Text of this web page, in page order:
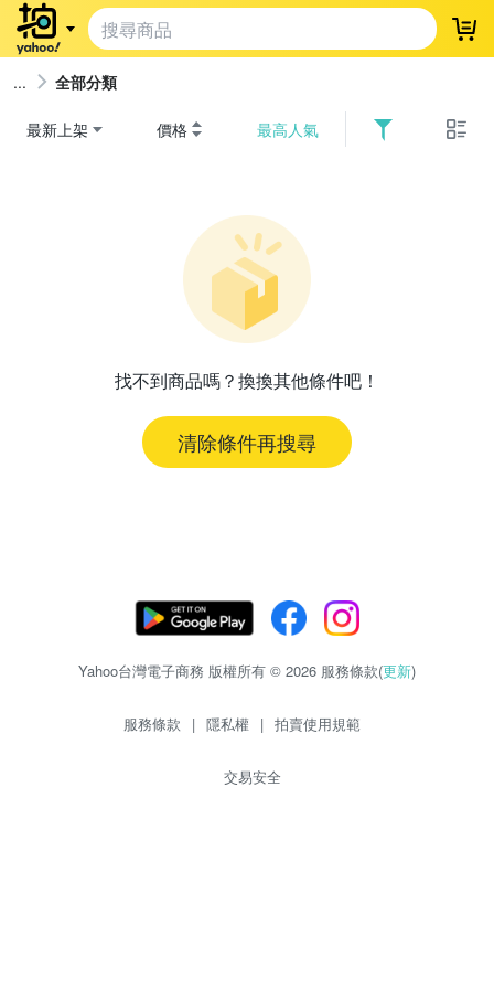
登
全部分類
最新上架 價格 最高人氣
找不到商品嗎？換換其他條件吧！
清除條件再搜尋
Yahoo台灣電子商務 版權所有 © 2026 服務條款(更新)
服務條款 | 隱私權 | 拍賣使用規範
交易安全